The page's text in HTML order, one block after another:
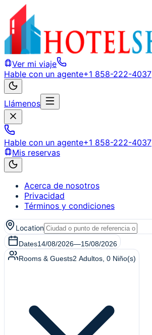
Ver mi viaje
Hable con un agente+1 858-222-4037
Llámenos
Hable con un agente+1 858-222-4037
Mis reservas
Acerca de nosotros
Privacidad
Términos y condiciones
Location
Dates14/08/2026—15/08/2026
Rooms & Guests2 Adultos 0 Niño(s)